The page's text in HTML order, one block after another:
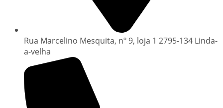
Rua Marcelino Mesquita, nº 9, loja 1 2795-134 Linda-
a-velha